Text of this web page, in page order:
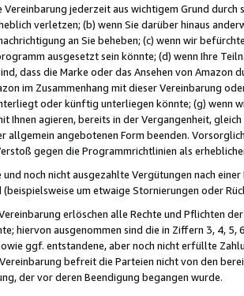
Vereinbarung jederzeit aus wichtigem Grund
verletzen; (b) wenn Sie darüber hinaus
an Sie beheben; (c) wenn wir
ausgesetzt sein könnte; (d) wenn Ihre
dass die Marke oder das Ansehen von
im Zusammenhang mit dieser Vereinbarung
oder künftig unterliegen könnte; (g) wenn
Ihnen agieren, bereits in der Vergangenheit,
allgemein angebotenen Form beenden.
gegen die Programmrichtlinien als
noch nicht ausgezahlte Vergütungen nach
um etwaige Stornierungen oder
erlöschen alle Rechte und Pflichten
hiervon ausgenommen sind die in Ziffern 3, 4,
ggf. entstandene, aber noch nicht erfüllte
befreit die Parteien nicht von den
der vor deren Beendigung begangen wurde.